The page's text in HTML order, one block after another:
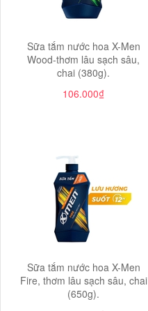
Sữa tắm nước hoa X-Men
Wood-thơm lâu sạch sâu,
chai (380g).
106.000₫
Sữa tắm nước hoa X-Men
Fire, thơm lâu sạch sâu, chai
(650g).